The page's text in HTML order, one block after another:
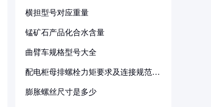
横担型号对应重量
锰矿石产品化合水含量
曲臂车规格型号大全
配电柜母排螺栓力矩要求及连接规范详
膨胀螺丝尺寸是多少